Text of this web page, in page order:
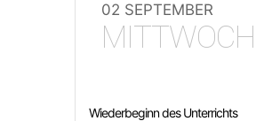
02 SEPTEMBER
MITTWOCH
Wiederbeginn des Unterrichts